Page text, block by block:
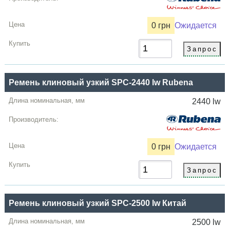
0 грн Ожидается
Ремень клиновый узкий SPC-2440 lw Rubena
2440 lw
0 грн Ожидается
Ремень клиновый узкий SPC-2500 lw Китай
2500 lw